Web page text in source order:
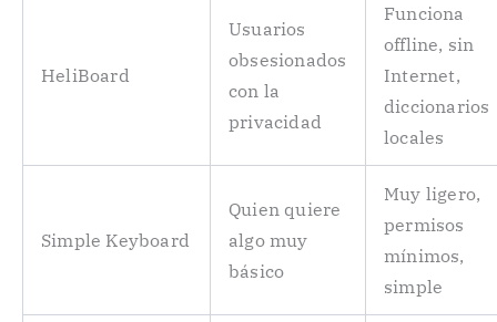
HeliBoard
Usuarios
obsesionados
con la
privacidad
Funciona
offline, sin
Internet,
diccionarios
locales
Simple Keyboard
Quien quiere
algo muy
básico
Muy ligero,
permisos
mínimos,
simple